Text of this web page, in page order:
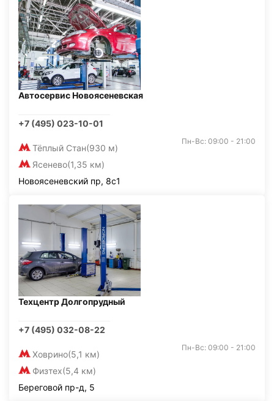
Автосервис Новоясеневская
+7 (495) 023-10-01
Тёплый Стан(930 м)
Ясенево(1,35 км)
Пн-Вс: 09:00 - 21:00
Новоясеневский пр, 8с1
Техцентр Долгопрудный
+7 (495) 032-08-22
Ховрино(5,1 км)
Физтех(5,4 км)
Пн-Вс: 09:00 - 21:00
Береговой пр-д, 5